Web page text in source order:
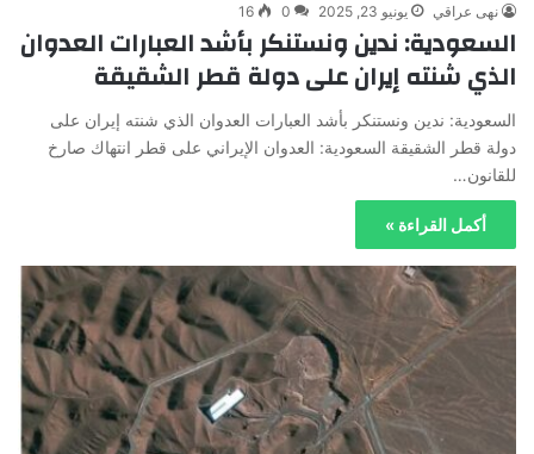
نهى عراقي يونيو 23, 2025 0
16
السعودية: ندين ونستنكر بأشد العبارات العدوان
الذي شنته إيران على دولة قطر الشقيقة
السعودية: ندين ونستنكر بأشد العبارات العدوان الذي شنته إيران على
دولة قطر الشقيقة السعودية: العدوان الإيراني على قطر انتهاك صارخ
للقانون…
أكمل القراءة »